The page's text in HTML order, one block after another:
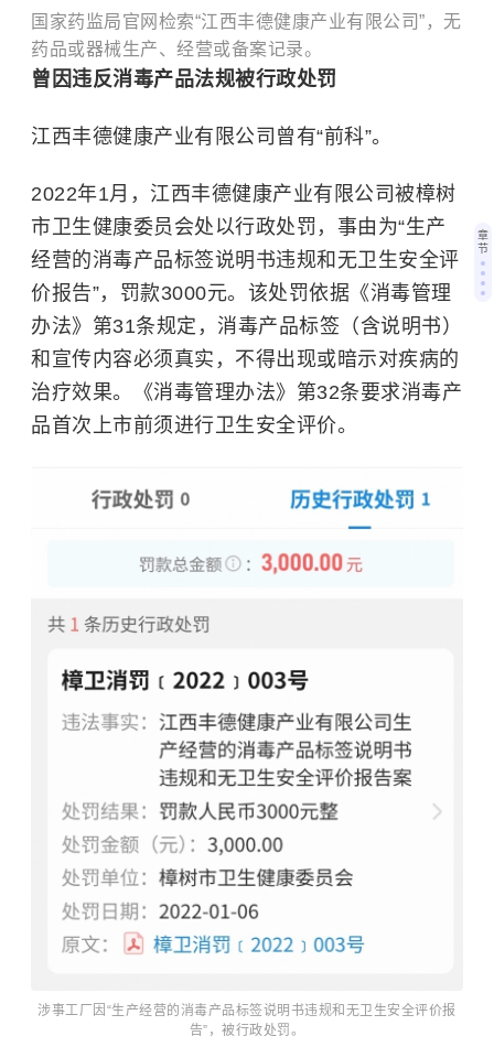
国家药监局官网检索“江西丰德健康产业有限公司”，无
药品或器械生产、经营或备案记录。
曾因违反消毒产品法规被行政处罚
江西丰德健康产业有限公司曾有“前科”。
2022年1月，江西丰德健康产业有限公司被樟树
市卫生健康委员会处以行政处罚，事由为“生产
经营的消毒产品标签说明书违规和无卫生安全评
价报告”，罚款3000元。该处罚依据《消毒管理
办法》第31条规定，消毒产品标签（含说明书）
和宣传内容必须真实，不得出现或暗示对疾病的
治疗效果。《消毒管理办法》第32条要求消毒产
品首次上市前须进行卫生安全评价。
涉事工厂因“生产经营的消毒产品标签说明书违规和无卫生安全评价报
告”，被行政处罚。
章
节